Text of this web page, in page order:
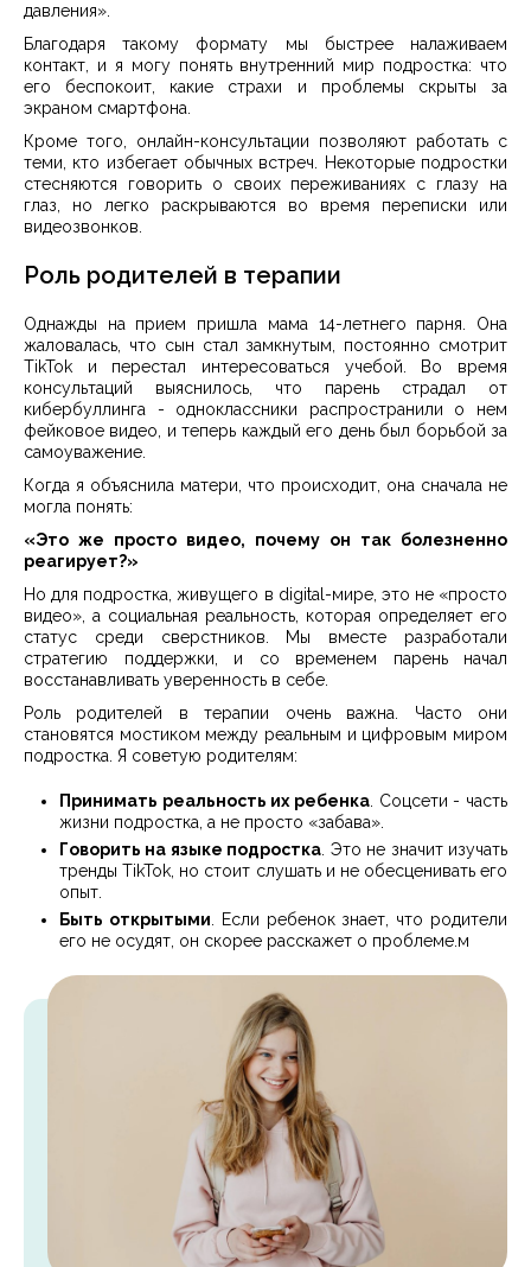
давления».
Благодаря такому формату мы быстрее налаживаем
контакт, и я могу понять внутренний мир подростка: что
его беспокоит, какие страхи и проблемы скрыты за
экраном смартфона.
Кроме того, онлайн-консультации позволяют работать с
теми, кто избегает обычных встреч. Некоторые подростки
стесняются говорить о своих переживаниях с глазу на
глаз, но легко раскрываются во время переписки или
видеозвонков.
Роль родителей в терапии
Однажды на прием пришла мама 14-летнего парня. Она
жаловалась, что сын стал замкнутым, постоянно смотрит
TikTok и перестал интересоваться учебой. Во время
консультаций выяснилось, что парень страдал от
кибербуллинга - одноклассники распространили о нем
фейковое видео, и теперь каждый его день был борьбой за
самоуважение.
Когда я объяснила матери, что происходит, она сначала не
могла понять:
«Это же просто видео, почему он так болезненно
реагирует?»
Но для подростка, живущего в digital-мире, это не «просто
видео», а социальная реальность, которая определяет его
статус среди сверстников. Мы вместе разработали
стратегию поддержки, и со временем парень начал
восстанавливать уверенность в себе.
Роль родителей в терапии очень важна. Часто они
становятся мостиком между реальным и цифровым миром
подростка. Я советую родителям:
Принимать реальность их ребенка . Соцсети - часть
жизни подростка, а не просто «забава».
Говорить на языке подростка . Это не значит изучать
тренды TikTok, но стоит слушать и не обесценивать его
опыт.
Быть открытыми . Если ребенок знает, что родители
его не осудят, он скорее расскажет о проблеме.м